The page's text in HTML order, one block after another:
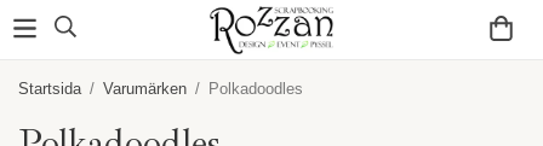
Startsida / Varumärken / Polkadoodles